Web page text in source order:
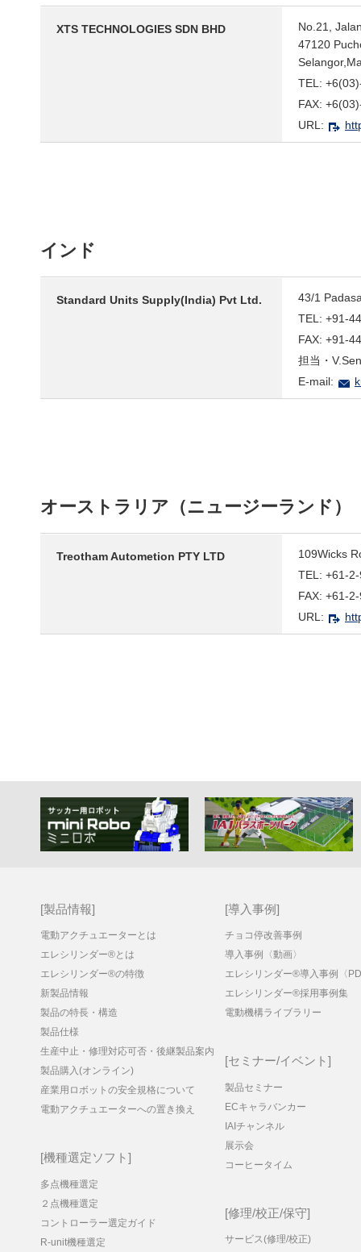
XTS TECHNOLOGIES SDN BHD
No.21,
47120
TEL:
FAX:
URL:
インド
Standard Units Supply(India) Pvt Ltd.
43/1
TEL: +91-
FAX: +91-
担当・
E-mail:
オーストラリア（ニュージーランド）
Treotham Autometion PTY LTD
109Wicks
TEL: +61-
FAX: +61-
URL:
製品情報
電動アクチュエーターとは
エレシリンダー®とは
エレシリンダー®の特徴
新製品情報
製品の特長・構造
製品仕様
生産中止・修理対応可否・後継製品案内
製品購入(オンライン)
産業用ロボットの安全規格について
電動アクチュエーターへの置き換え
機種選定ソフト
多点機種選定
２点機種選定
コントローラー選定ガイド
R-unit機種選定
導入事例
チョコ停改善事例
導入事例〈動画〉
エレシリンダー®導入事例〈
エレシリンダー®採用事例集
電動機構ライブラリー
セミナー/イベント
製品セミナー
ECキャラバンカー
IAIチャンネル
展示会
コーヒータイム
修理/校正/保守
サービス(修理/校正)